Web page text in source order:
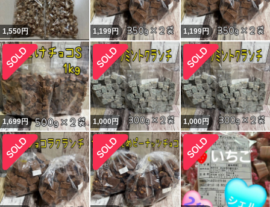
1,550円 1,199円 1,199円
1,699円 1,000円 1,000円